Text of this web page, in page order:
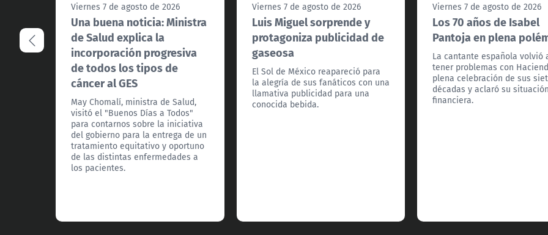
Viernes 7 de agosto de 2026
Una buena noticia: Ministra
de Salud explica la
incorporación progresiva
de todos los tipos de
cáncer al GES
May Chomalí, ministra de Salud,
visitó el "Buenos Días a Todos"
para contarnos sobre la iniciativa
del gobierno para la entrega de un
tratamiento equitativo y oportuno
de las distintas enfermedades a
los pacientes.
Viernes 7 de agosto de 2026
Luis Miguel sorprende y
protagoniza publicidad de
gaseosa
El Sol de México reapareció para
la alegría de sus fanáticos con una
llamativa publicidad para una
conocida bebida.
Viernes 7 de agosto de 2026
Los 70 años de Isabel
Pantoja en plena
La cantante española volvió
tener problemas con
plena celebración de sus
décadas y aclaró su situación
financiera.